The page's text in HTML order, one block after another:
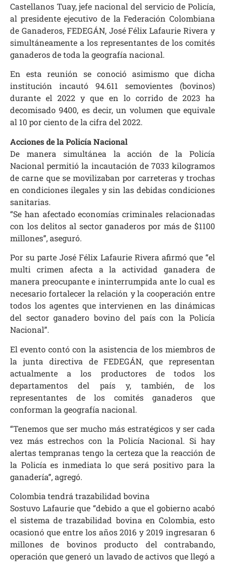
Castellanos Tuay, jefe nacional del servicio de Policía,
al presidente ejecutivo de la Federación Colombiana
de Ganaderos, FEDEGÁN, José Félix Lafaurie Rivera y
simultáneamente a los representantes de los comités
ganaderos de toda la geografía nacional.
En esta reunión se conoció asimismo que dicha
institución incautó 94.611 semovientes (bovinos)
durante el 2022 y que en lo corrido de 2023 ha
decomisado 9400, es decir, un volumen que equivale
al 10 por ciento de la cifra del 2022.
Acciones de la Policía Nacional
De manera simultánea la acción de la Policía
Nacional permitió la incautación de 7033 kilogramos
de carne que se movilizaban por carreteras y trochas
en condiciones ilegales y sin las debidas condiciones
sanitarias.
“Se han afectado economías criminales relacionadas
con los delitos al sector ganaderos por más de $1100
millones”, aseguró.
Por su parte José Félix Lafaurie Rivera afirmó que “el
multi crimen afecta a la actividad ganadera de
manera preocupante e ininterrumpida ante lo cual es
necesario fortalecer la relación y la cooperación entre
todos los agentes que intervienen en las dinámicas
del sector ganadero bovino del país con la Policía
Nacional”.
El evento contó con la asistencia de los miembros de
la junta directiva de FEDEGÁN, que representan
actualmente a los productores de todos los
departamentos del país y, también, de los
representantes de los comités ganaderos que
conforman la geografía nacional.
“Tenemos que ser mucho más estratégicos y ser cada
vez más estrechos con la Policía Nacional. Si hay
alertas tempranas tengo la certeza que la reacción de
la Policía es inmediata lo que será positivo para la
ganadería”, agregó.
Colombia tendrá trazabilidad bovina
Sostuvo Lafaurie que “debido a que el gobierno acabó
el sistema de trazabilidad bovina en Colombia, esto
ocasionó que entre los años 2016 y 2019 ingresaran 6
millones de bovinos producto del contrabando,
operación que generó un lavado de activos que llegó a